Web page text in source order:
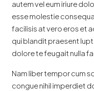
autem vel eum iriure
esse molestie
facilisis at vero eros et
qui blandit praesent
dolore te feugait nulla
Nam liber tempor cum
congue nihil imperdiet